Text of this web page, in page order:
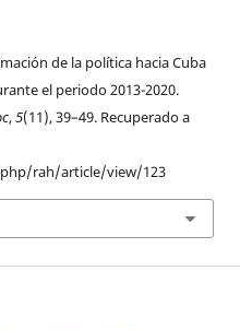
de la política hacia Cuba
el periodo 2013-2020.
,5(11), 39–49. Recuperado a
rah/article/view/123